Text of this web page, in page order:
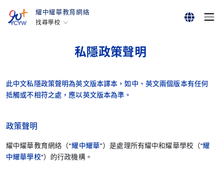
耀中耀華教育網絡
找尋學校
耀中幼教學院
北京耀中
上海耀中
私隱政策聲明
此中文私隱政策聲明為英文版本譯本，如中、英文兩個版本有任何
抵觸或不相符之處，應以英文版本為準。
政策聲明
耀中耀華教育網絡（“耀中耀華”）是處理所有耀中和耀華學校（"耀
中耀華學校"）的行政機構。